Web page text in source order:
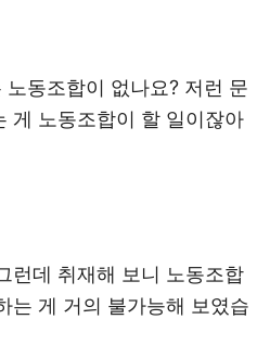
동조합이 없나요? 저런 문
게 노동조합이 할 일이잖아
런데 취재해 보니 노동조합
는 게 거의 불가능해 보였습